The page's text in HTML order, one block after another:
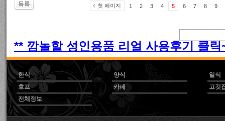
목록 첫 페이지 1 2 3 4 5 6 7 8 9
** 깜놀할 성인용품 리얼 사용후기 클릭
한식 양식
일식
호프
카페
고깃
전체정보